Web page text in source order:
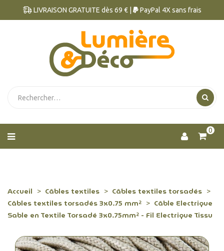
LIVRAISON GRATUITE dès 69 € | PayPal 4X sans frais
0
Accueil Câbles textiles
Câbles textiles torsadés
Câbles textiles torsadés 3x0.75 mm²
Câble Electrique
Sable en Textile Torsadé 3x0.75mm² - Fil Electrique Tissu